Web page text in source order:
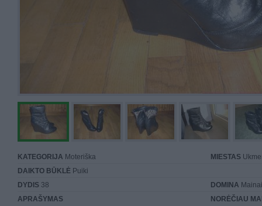
KATEGORIJA Moteriška MIESTAS
DAIKTO BŪKLĖ Puiki
DYDIS 38 DOMINA
APRAŠYMAS
NORĖČIAU